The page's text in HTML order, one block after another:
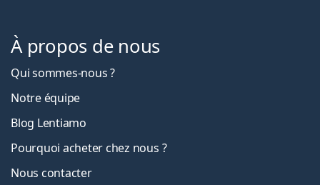
À propos de nous
Qui sommes-nous ?
Notre équipe
Blog Lentiamo
Pourquoi acheter chez nous ?
Nous contacter